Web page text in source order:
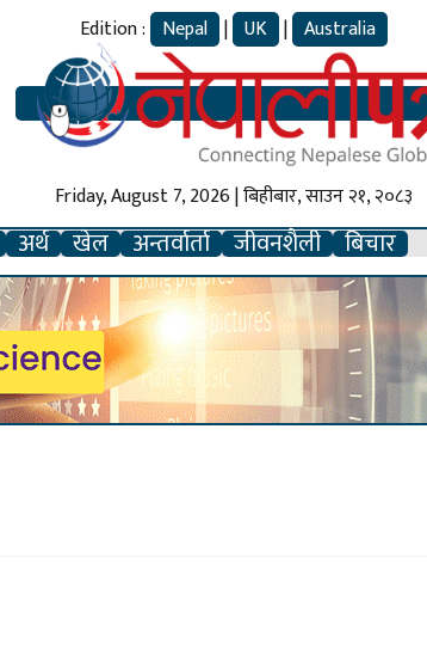
Edition : Nepal | UK | Australia
Friday, August 7, 2026 | बिहीबार, साउन २१, २०८३
अर्थ खेल अन्तर्वार्ता जीवनशैली बिचार